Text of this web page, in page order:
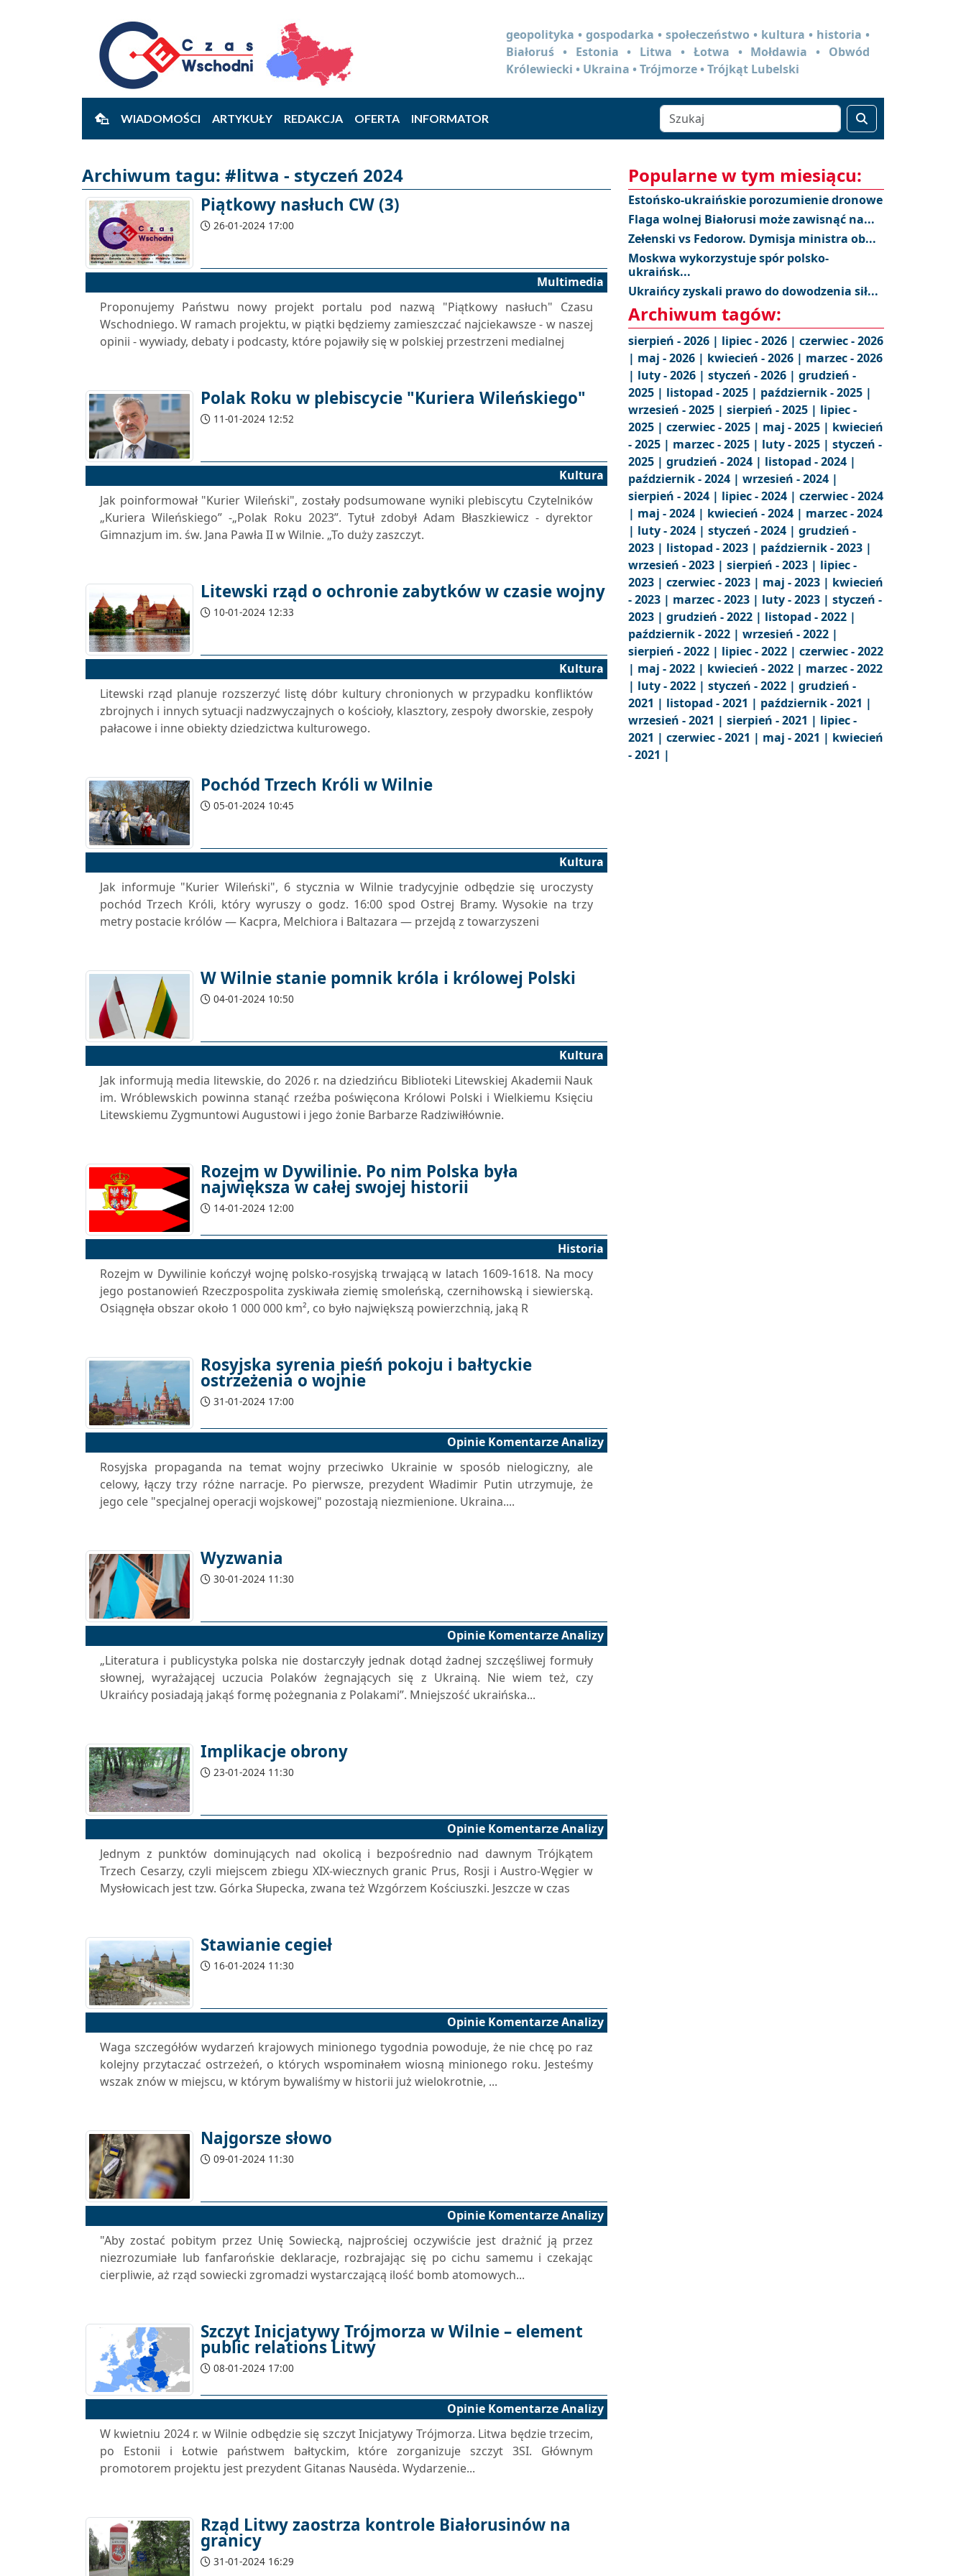
geopolityka • gospodarka • społeczeństwo • kultura • historia •
Białoruś • Estonia • Litwa • Łotwa • Mołdawia • Obwód
Królewiecki • Ukraina • Trójmorze • Trójkąt Lubelski
WIADOMOŚCI ARTYKUŁY REDAKCJA OFERTA INFORMATOR
Archiwum tagu: #litwa - styczeń 2024
Piątkowy nasłuch CW (3)
26-01-2024 17:00
Multimedia
Proponujemy Państwu nowy projekt portalu pod nazwą "Piątkowy nasłuch" Czasu
Wschodniego. W ramach projektu, w piątki będziemy zamieszczać najciekawsze - w naszej
opinii - wywiady, debaty i podcasty, które pojawiły się w polskiej przestrzeni medialnej
Polak Roku w plebiscycie "Kuriera Wileńskiego"
11-01-2024 12:52
Kultura
Jak poinformował "Kurier Wileński", zostały podsumowane wyniki plebiscytu Czytelników
„Kuriera Wileńskiego” -„Polak Roku 2023”. Tytuł zdobył Adam Błaszkiewicz - dyrektor
Gimnazjum im. św. Jana Pawła II w Wilnie. „To duży zaszczyt.
Litewski rząd o ochronie zabytków w czasie wojny
10-01-2024 12:33
Kultura
Litewski rząd planuje rozszerzyć listę dóbr kultury chronionych w przypadku konfliktów
zbrojnych i innych sytuacji nadzwyczajnych o kościoły, klasztory, zespoły dworskie, zespoły
pałacowe i inne obiekty dziedzictwa kulturowego.
Pochód Trzech Króli w Wilnie
05-01-2024 10:45
Kultura
Jak informuje "Kurier Wileński", 6 stycznia w Wilnie tradycyjnie odbędzie się uroczysty
pochód Trzech Króli, który wyruszy o godz. 16:00 spod Ostrej Bramy. Wysokie na trzy
metry postacie królów — Kacpra, Melchiora i Baltazara — przejdą z towarzyszeni
W Wilnie stanie pomnik króla i królowej Polski
04-01-2024 10:50
Kultura
Jak informują media litewskie, do 2026 r. na dziedzińcu Biblioteki Litewskiej Akademii Nauk
im. Wróblewskich powinna stanąć rzeźba poświęcona Królowi Polski i Wielkiemu Księciu
Litewskiemu Zygmuntowi Augustowi i jego żonie Barbarze Radziwiłłównie.
Rozejm w Dywilinie. Po nim Polska była
największa w całej swojej historii
14-01-2024 12:00
Historia
Rozejm w Dywilinie kończył wojnę polsko-rosyjską trwającą w latach 1609-1618. Na mocy
jego postanowień Rzeczpospolita zyskiwała ziemię smoleńską, czernihowską i siewierską.
Osiągnęła obszar około 1 000 000 km², co było największą powierzchnią, jaką R
Rosyjska syrenia pieśń pokoju i bałtyckie
ostrzeżenia o wojnie
31-01-2024 17:00
Opinie Komentarze Analizy
Rosyjska propaganda na temat wojny przeciwko Ukrainie w sposób nielogiczny, ale
celowy, łączy trzy różne narracje. Po pierwsze, prezydent Władimir Putin utrzymuje, że
jego cele "specjalnej operacji wojskowej" pozostają niezmienione. Ukraina....
Wyzwania
30-01-2024 11:30
Opinie Komentarze Analizy
„Literatura i publicystyka polska nie dostarczyły jednak dotąd żadnej szczęśliwej formuły
słownej, wyrażającej uczucia Polaków żegnających się z Ukrainą. Nie wiem też, czy
Ukraińcy posiadają jakąś formę pożegnania z Polakami”. Mniejszość ukraińska...
Implikacje obrony
23-01-2024 11:30
Opinie Komentarze Analizy
Jednym z punktów dominujących nad okolicą i bezpośrednio nad dawnym Trójkątem
Trzech Cesarzy, czyli miejscem zbiegu XIX-wiecznych granic Prus, Rosji i Austro-Węgier w
Mysłowicach jest tzw. Górka Słupecka, zwana też Wzgórzem Kościuszki. Jeszcze w czas
Stawianie cegieł
16-01-2024 11:30
Opinie Komentarze Analizy
Waga szczegółów wydarzeń krajowych minionego tygodnia powoduje, że nie chcę po raz
kolejny przytaczać ostrzeżeń, o których wspominałem wiosną minionego roku. Jesteśmy
wszak znów w miejscu, w którym bywaliśmy w historii już wielokrotnie, ...
Najgorsze słowo
09-01-2024 11:30
Opinie Komentarze Analizy
"Aby zostać pobitym przez Unię Sowiecką, najprościej oczywiście jest drażnić ją przez
niezrozumiałe lub fanfarońskie deklaracje, rozbrajając się po cichu samemu i czekając
cierpliwie, aż rząd sowiecki zgromadzi wystarczającą ilość bomb atomowych...
Szczyt Inicjatywy Trójmorza w Wilnie – element
public relations Litwy
08-01-2024 17:00
Opinie Komentarze Analizy
W kwietniu 2024 r. w Wilnie odbędzie się szczyt Inicjatywy Trójmorza. Litwa będzie trzecim,
po Estonii i Łotwie państwem bałtyckim, które zorganizuje szczyt 3SI. Głównym
promotorem projektu jest prezydent Gitanas Nausėda. Wydarzenie...
Rząd Litwy zaostrza kontrole Białorusinów na
granicy
31-01-2024 16:29
Popularne w tym miesiącu:
Estońsko-ukraińskie porozumienie dronowe
Flaga wolnej Białorusi może zawisnąć na...
Zełenski vs Fedorow. Dymisja ministra ob...
Moskwa wykorzystuje spór polsko-
ukraińsk...
Ukraińcy zyskali prawo do dowodzenia sił...
Archiwum tagów:
sierpień - 2026 | lipiec - 2026 | czerwiec - 2026
| maj - 2026 | kwiecień - 2026 | marzec - 2026
| luty - 2026 | styczeń - 2026 | grudzień -
2025 | listopad - 2025 | październik - 2025 |
wrzesień - 2025 | sierpień - 2025 | lipiec -
2025 | czerwiec - 2025 | maj - 2025 | kwiecień
- 2025 | marzec - 2025 | luty - 2025 | styczeń -
2025 | grudzień - 2024 | listopad - 2024 |
październik - 2024 | wrzesień - 2024 |
sierpień - 2024 | lipiec - 2024 | czerwiec - 2024
| maj - 2024 | kwiecień - 2024 | marzec - 2024
| luty - 2024 | styczeń - 2024 | grudzień -
2023 | listopad - 2023 | październik - 2023 |
wrzesień - 2023 | sierpień - 2023 | lipiec -
2023 | czerwiec - 2023 | maj - 2023 | kwiecień
- 2023 | marzec - 2023 | luty - 2023 | styczeń -
2023 | grudzień - 2022 | listopad - 2022 |
październik - 2022 | wrzesień - 2022 |
sierpień - 2022 | lipiec - 2022 | czerwiec - 2022
| maj - 2022 | kwiecień - 2022 | marzec - 2022
| luty - 2022 | styczeń - 2022 | grudzień -
2021 | listopad - 2021 | październik - 2021 |
wrzesień - 2021 | sierpień - 2021 | lipiec -
2021 | czerwiec - 2021 | maj - 2021 | kwiecień
- 2021 |